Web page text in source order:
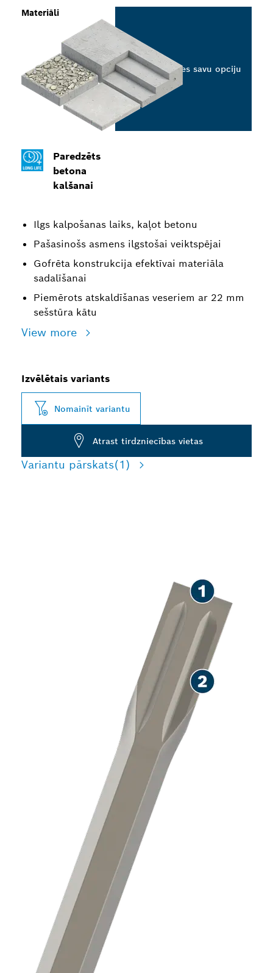
Paredzēts
betona
kalšanai
Ilgs kalpošanas laiks, kaļot betonu
Pašasinošs asmens ilgstošai veiktspējai
Gofrēta konstrukcija efektīvai materiāla
sadalīšanai
Piemērots atskaldīšanas veseriem ar 22 mm
sešstūra kātu
View more
Materiāli
Izvēlieties savu opciju
Izvēlētais variants
Nomainīt variantu
Atrast tirdzniecības vietas
Variantu pārskats(1)